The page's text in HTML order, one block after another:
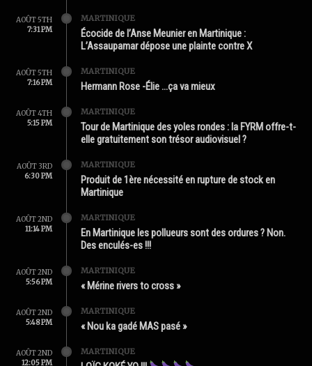
AOÛT 5TH
7:31 PM
MARTINIQUE
Écocide de l’Anse Meunier en Martinique :
L’Assaupamar dépose une plainte contre X
AOÛT 5TH
7:16 PM
MARTINIQUE
Hermann Rose -Élie …ça va mieux
AOÛT 4TH
5:15 PM
MARTINIQUE
Tour de Martinique des yoles rondes : la FYRM offre-t-
elle gratuitement son trésor audiovisuel ?
AOÛT 3RD
6:30 PM
MARTINIQUE
Produit de 1ère nécessité en rupture de stock en
Martinique
AOÛT 2ND
11:14 PM
MARTINIQUE
En Martinique les pollueurs sont des ordures ? Non.
Des enculés-es !!!
AOÛT 2ND
5:56 PM
MARTINIQUE
« Mérine rivers to cross »
AOÛT 2ND
5:48 PM
MARTINIQUE
« Nou ka gadé MAS pasé »
AOÛT 2ND
12:05 PM
MARTINIQUE